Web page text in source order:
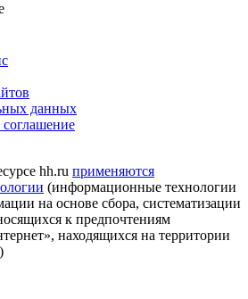
данных
соглашение
hh.ru применяются
(информационные технологии
на основе сбора, систематизации
к предпочтениям
находящихся на территории